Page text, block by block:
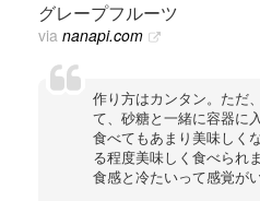
グレープフルーツ
via nanapi.com
作り方はカンタン。ただ
て、砂糖と一緒に容器に
食べてもあまり美味しく
る程度美味しく食べられ
食感と冷たいって感覚が